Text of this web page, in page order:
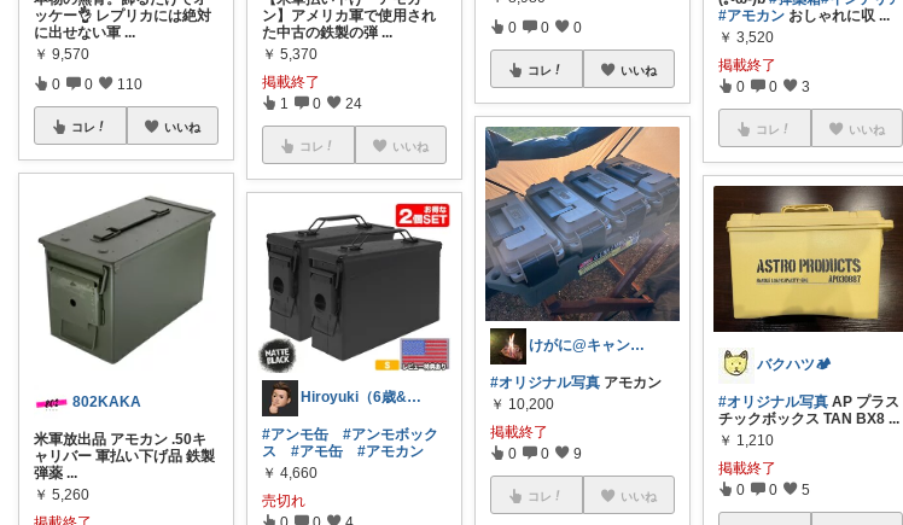
ッケー👌 レプリカには絶対
に出せない軍 ...
￥ 9,570
0 0 110
コレ いいね
802KAKA
米軍放出品 アモカン .50キ
ャリバー 軍払い下げ品 鉄製
弾薬 ...
￥ 5,260
ン】アメリカ軍で使用され
た中古の鉄製の弾 ...
￥ 5,370
掲載終了
1 0 24
コレ いいね
Hiroyuki（6歳&4歳女子の父)
#アンモ缶
#アンモボック
ス
#アモ缶
#アモカン
￥ 4,660
売切れ
0 0 4
0 0 0
コレ いいね
けがに@キャンプ道具を安く買う
#オリジナル写真 アモカン
￥ 10,200
掲載終了
0 0 9
コレ いいね
#アモカン おしゃれに収 ...
￥ 3,520
掲載終了
0 0 3
コレ いいね
バクハツ🏕
#オリジナル写真 AP プラス
チックボックス TAN BX8 ...
￥ 1,210
掲載終了
0 0 5